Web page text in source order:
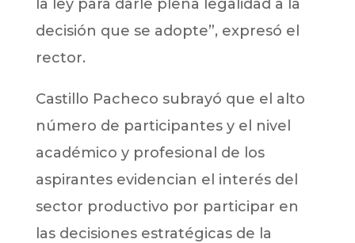
la ley para darle plena legalidad a la
decisión que se adopte”, expresó el
rector.
Castillo Pacheco subrayó que el alto
número de participantes y el nivel
académico y profesional de los
aspirantes evidencian el interés del
sector productivo por participar en
las decisiones estratégicas de la